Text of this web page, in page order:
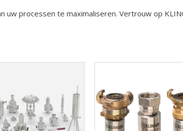
processen te maximaliseren. Vertrouw op